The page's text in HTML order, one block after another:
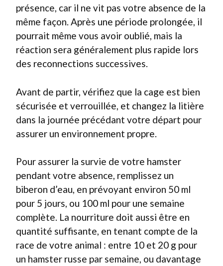
présence, car il ne vit pas votre absence de la
même façon. Après une période prolongée, il
pourrait même vous avoir oublié, mais la
réaction sera généralement plus rapide lors
des reconnections successives.
Avant de partir, vérifiez que la cage est bien
sécurisée et verrouillée, et changez la litière
dans la journée précédant votre départ pour
assurer un environnement propre.
Pour assurer la survie de votre hamster
pendant votre absence, remplissez un
biberon d’eau, en prévoyant environ 50 ml
pour 5 jours, ou 100 ml pour une semaine
complète. La nourriture doit aussi être en
quantité suffisante, en tenant compte de la
race de votre animal : entre 10 et 20 g pour
un hamster russe par semaine, ou davantage